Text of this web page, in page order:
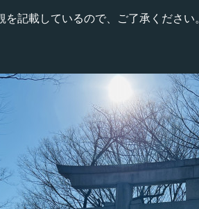
記載しているので、ご了承ください。